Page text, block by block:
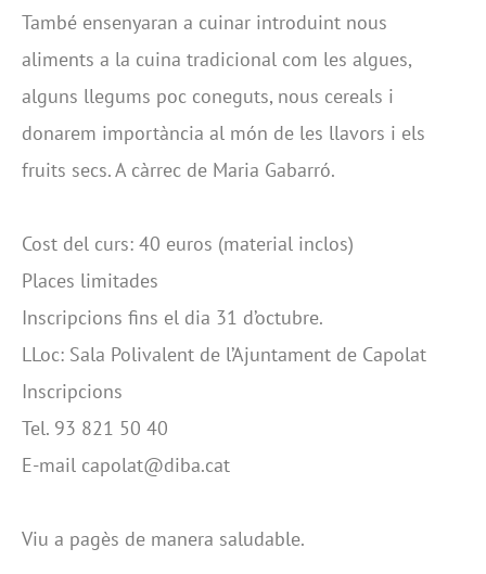
També ensenyaran a cuinar introduint nous
aliments a la cuina tradicional com les algues,
alguns llegums poc coneguts, nous cereals i
donarem importància al món de les llavors i els
fruits secs. A càrrec de Maria Gabarró.
Cost del curs: 40 euros (material inclos)
Places limitades
Inscripcions fins el dia 31 d’octubre.
LLoc: Sala Polivalent de l’Ajuntament de Capolat
Inscripcions
Tel. 93 821 50 40
E-mail capolat@diba.cat
Viu a pagès de manera saludable.